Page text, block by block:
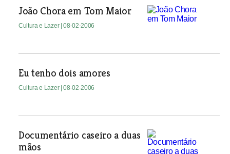
João Chora em Tom Maior
Cultura e Lazer | 08-02-2006
Eu tenho dois amores
Cultura e Lazer | 08-02-2006
Documentário caseiro a duas
mãos